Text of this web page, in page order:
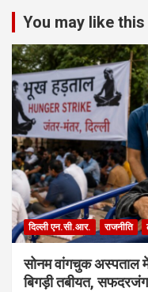
You may like this
दिल्ली एन.सी.आर. राजनीति
सोनम वांगचुक अस्पताल
बिगड़ी तबीयत,